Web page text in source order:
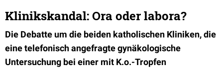
Klinikskandal: Ora oder labora?
Die Debatte um die beiden katholischen Kliniken, die
eine telefonisch angefragte gynäkologische
Untersuchung bei einer mit K.o.-Tropfen